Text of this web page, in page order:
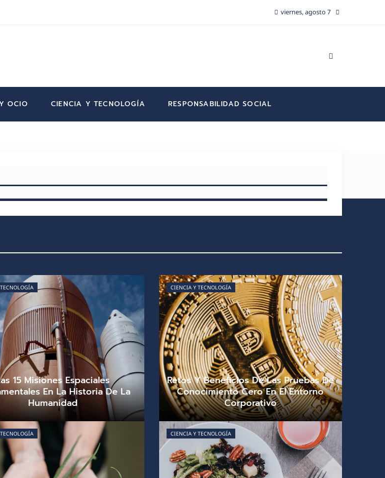
viernes, agosto 7
OCIO CIENCIA Y TECNOLOGÍA RESPONSABILIDAD SOCIAL
15 Misiones Espaciales
En La Historia De La
Humanidad
Retos Y Beneficios De Las Pruebas De
Conocimiento Cero En El Entorno
Corporativo
Renato Álvarez agosto 2, 2026 0
CIENCIA Y TECNOLOGÍA
CIENCIA Y TECNOLOGÍA